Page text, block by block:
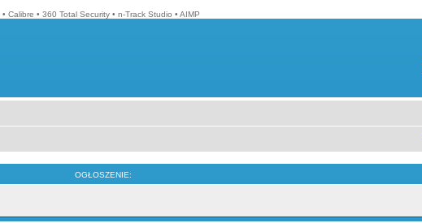
• Calibre • 360 Total Security • n-Track Studio • AIMP
OGŁOSZENIE: